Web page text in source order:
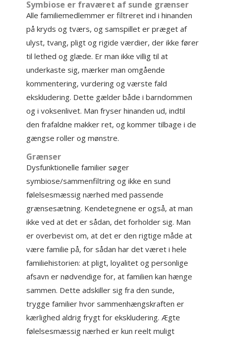
Symbiose er fraværet af sunde grænser
Alle familiemedlemmer er filtreret ind i hinanden
på kryds og tværs, og samspillet er præget af
ulyst, tvang, pligt og rigide værdier, der ikke fører
til lethed og glæde. Er man ikke villig til at
underkaste sig, mærker man omgående
kommentering, vurdering og værste fald
ekskludering. Dette gælder både i barndommen
og i voksenlivet. Man fryser hinanden ud, indtil
den frafaldne makker ret, og kommer tilbage i de
gængse roller og mønstre.
Grænser
Dysfunktionelle familier søger
symbiose/sammenfiltring og ikke en sund
følelsesmæssig nærhed med passende
grænsesætning. Kendetegnene er også, at man
ikke ved at det er sådan, det forholder sig. Man
er overbevist om, at det er den rigtige måde at
være familie på, for sådan har det været i hele
familiehistorien: at pligt, loyalitet og personlige
afsavn er nødvendige for, at familien kan hænge
sammen. Dette adskiller sig fra den sunde,
trygge familier hvor sammenhængskraften er
kærlighed aldrig frygt for ekskludering. Ægte
følelsesmæssig nærhed er kun reelt muligt